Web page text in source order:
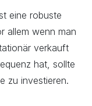
eine robuste
allem wenn man
verkauft
hat, sollte
zu investieren.